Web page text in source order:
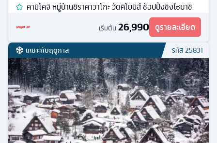
คามิโคจิ หมู่บ้านชิราคาวาโกะ วัดคิโยมิสึ ช้อปปิ้งชิงไซบาชิ
เริ่มต้น 26,990 ดูรายละเอียด
เหมาะกับฤดูกาล รหัส25831